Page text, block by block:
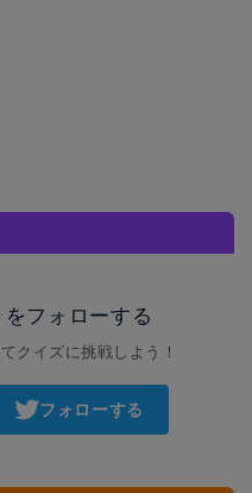
フォローする
クイズに挑戦しよう！
フォローする